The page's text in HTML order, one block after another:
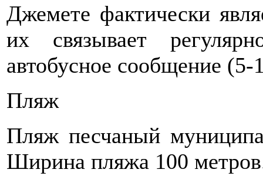
Джемете фактически
их связывает
автобусное сообщение
Пляж
Пляж песчаный
Ширина пляжа 100